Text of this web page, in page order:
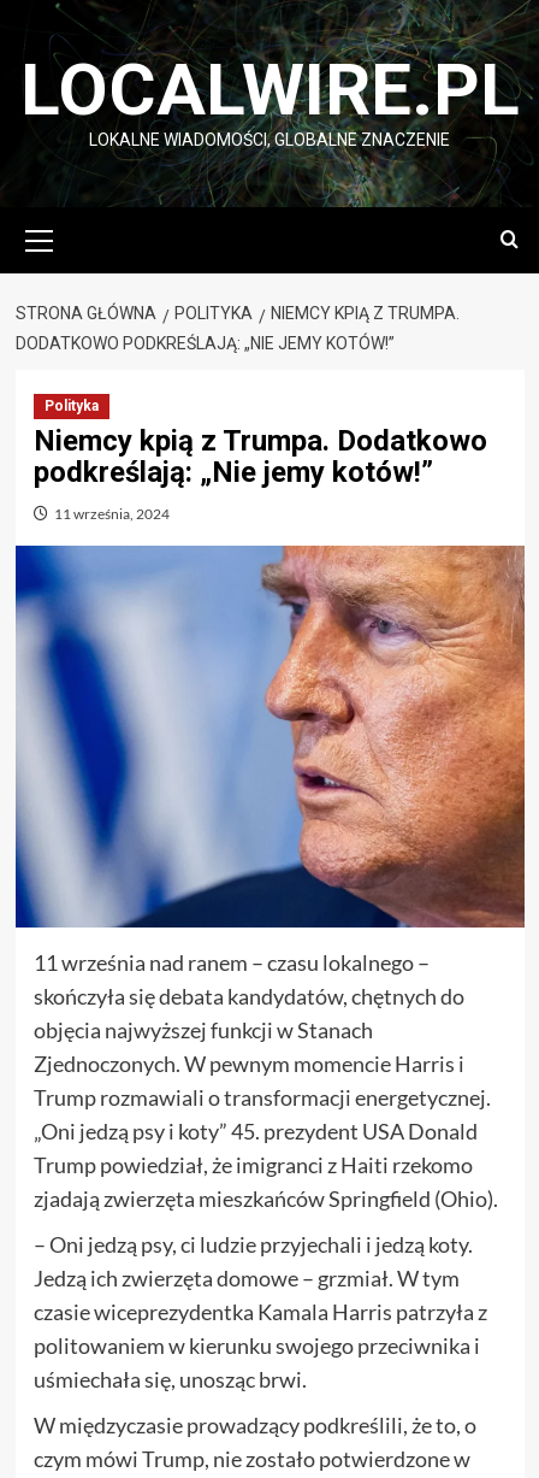
Przejdź
LOCALWIRE.PL
LOKALNE WIADOMOŚCI, GLOBALNE ZNACZENIE
główne
STRONA GŁÓWNA POLITYKA
NIEMCY KPIĄ Z TRUMPA.
DODATKOWO PODKREŚLAJĄ: „NIE JEMY KOTÓW!”
Polityka
Niemcy kpią z Trumpa. Dodatkowo
podkreślają: „Nie jemy kotów!”
11 września, 2024
11 września nad ranem – czasu lokalnego –
skończyła się debata kandydatów, chętnych do
objęcia najwyższej funkcji w Stanach
Zjednoczonych. W pewnym momencie Harris i
Trump rozmawiali o transformacji energetycznej.
„Oni jedzą psy i koty” 45. prezydent USA Donald
Trump powiedział, że imigranci z Haiti rzekomo
zjadają zwierzęta mieszkańców Springfield (Ohio).
– Oni jedzą psy, ci ludzie przyjechali i jedzą koty.
Jedzą ich zwierzęta domowe – grzmiał. W tym
czasie wiceprezydentka Kamala Harris patrzyła z
politowaniem w kierunku swojego przeciwnika i
uśmiechała się, unosząc brwi.
W międzyczasie prowadzący podkreślili, że to, o
czym mówi Trump, nie zostało potwierdzone w